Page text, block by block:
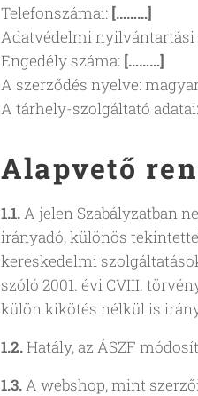
Telefonszámai: [………]
Adatvédelmi nyilvántartási
Engedély száma: [………]
A szerződés nyelve:
A tárhely-szolgáltató adatai:
Alapvető
1.1.A jelen Szabályzatban
irányadó, különös
kereskedelmi
szóló 2001. évi CVIII.
külön kikötés nélkül is
1.2.Hatály, az ÁSZF
1.3.A webshop, mint